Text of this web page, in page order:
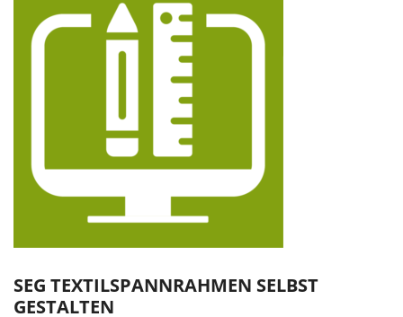
SEG TEXTILSPANNRAHMEN SELBST
GESTALTEN